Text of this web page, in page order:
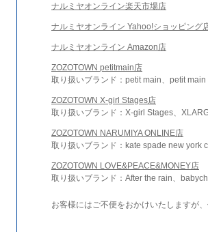
ナルミヤオンライン楽天市場店
ナルミヤオンライン Yahoo!ショッピング
ナルミヤオンライン Amazon店
ZOZOTOWN petitmain店
取り扱いブランド：petit main、petit main
ZOZOTOWN X-girl Stages店
取り扱いブランド：X-girl Stages、
ZOZOTOWN NARUMIYA ONLINE店
取り扱いブランド：kate spade new york
ZOZOTOWN LOVE&PEACE&MONEY店
取り扱いブランド：After the rain、
お客様にはご不便をおかけいたしますが